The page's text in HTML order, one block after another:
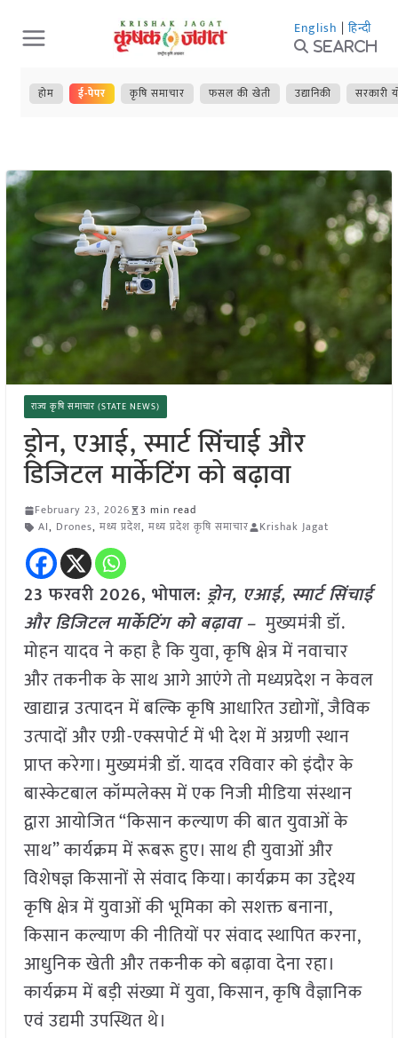
Skip
to
content
English | हिन्दी
Search
होम ई-पेपर कृषि समाचार फसल की खेती उद्यानिकी सरकारी
राज्य कृषि समाचार (STATE NEWS)
ड्रोन, एआई, स्मार्ट सिंचाई और
डिजिटल मार्केटिंग को बढ़ावा
February 23, 2026
3 min read
AI, Drones, मध्य प्रदेश, मध्य प्रदेश कृषि समाचार Krishak Jagat
23 फरवरी 2026, भोपाल: ड्रोन, एआई, स्मार्ट सिंचाई
और डिजिटल मार्केटिंग को बढ़ावा – मुख्यमंत्री डॉ.
मोहन यादव ने कहा है कि युवा, कृषि क्षेत्र में नवाचार
और तकनीक के साथ आगे आएंगे तो मध्यप्रदेश न केवल
खाद्यान्न उत्पादन में बल्कि कृषि आधारित उद्योगों, जैविक
उत्पादों और एग्री-एक्सपोर्ट में भी देश में अग्रणी स्थान
प्राप्त करेगा। मुख्यमंत्री डॉ. यादव रविवार को इंदौर के
बास्केटबाल कॉम्पलेक्स में एक निजी मीडिया संस्थान
द्वारा आयोजित “किसान कल्याण की बात युवाओं के
साथ” कार्यक्रम में रूबरू हुए। साथ ही युवाओं और
विशेषज्ञ किसानों से संवाद किया। कार्यक्रम का उद्देश्य
कृषि क्षेत्र में युवाओं की भूमिका को सशक्त बनाना,
किसान कल्याण की नीतियों पर संवाद स्थापित करना,
आधुनिक खेती और तकनीक को बढ़ावा देना रहा।
कार्यक्रम में बड़ी संख्या में युवा, किसान, कृषि वैज्ञानिक
एवं उद्यमी उपस्थित थे।